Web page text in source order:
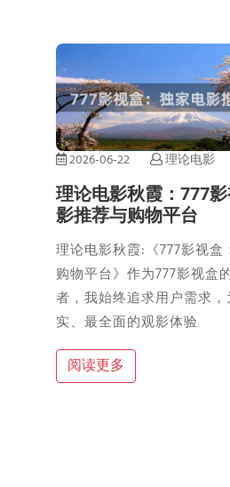
2026-06-22 理论电影
理论电影秋霞：777
影推荐与购物平台
理论电影秋霞:《777影视
购物平台》作为777影视盒
者，我始终追求用户需求
实、最全面的观影体验
阅读更多